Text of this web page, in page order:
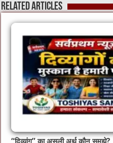
Related Articles